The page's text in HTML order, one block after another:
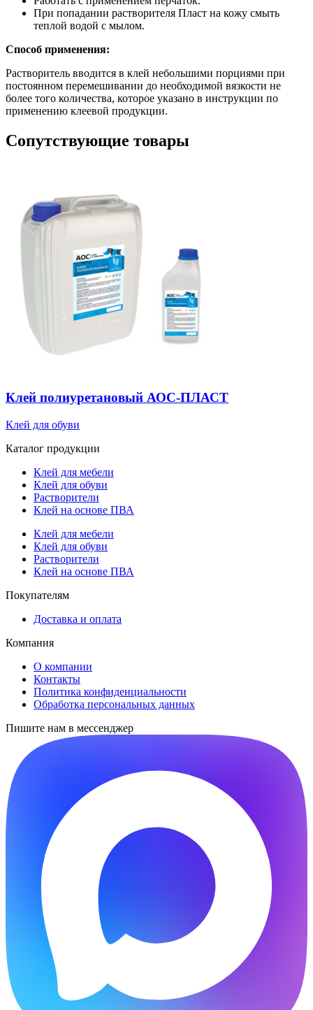
При попадании растворителя Пласт на кожу смыть
теплой водой с мылом.
Способ применения:
Растворитель вводится в клей небольшими порциями при
постоянном перемешивании до необходимой вязкости не
более того количества, которое указано в инструкции по
применению клеевой продукции.
Сопутствующие товары
Клей полиуретановый АОС-ПЛАСТ
Клей для обуви
Каталог продукции
Клей для мебели
Клей для обуви
Растворители
Клей на основе ПВА
Клей для мебели
Клей для обуви
Растворители
Клей на основе ПВА
Покупателям
Доставка и оплата
Компания
О компании
Контакты
Политика конфиденциальности
Обработка персональных данных
Пишите нам в мессенджер